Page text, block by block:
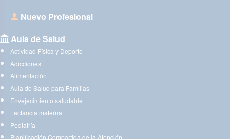
Nuevo Profesional
Aula de Salud
Actividad Física y Deporte
Adicciones
Alimentación
Aula de Salud para Familias
Envejecimiento saludable
Lactancia materna
Pediatría